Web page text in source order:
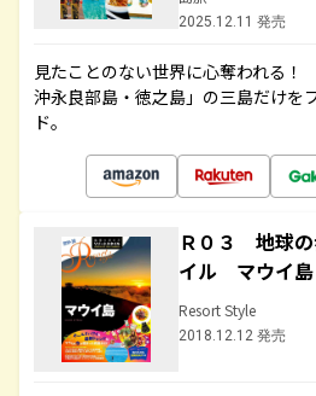
2025.12.11 発売
見たことのない世界に心奪われる
沖永良部島・徳之島」の三島だけを
ド。
Ｒ０３ 地球
イル マウイ
Resort Style
2018.12.12 発売